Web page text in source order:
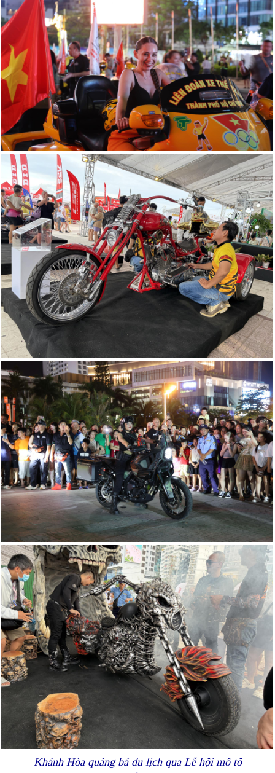
Khánh Hòa quảng bá du lịch qua Lễ hội mô tô